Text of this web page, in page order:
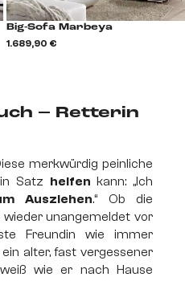
Big-Sofa Marbeya
1.689,90 €
– Retterin
merkwürdig peinliche
Satz helfen kann: „Ich
Ausziehen.“ Ob die
unangemeldet vor
Freundin wie immer
alter, fast vergessener
wie er nach Hause